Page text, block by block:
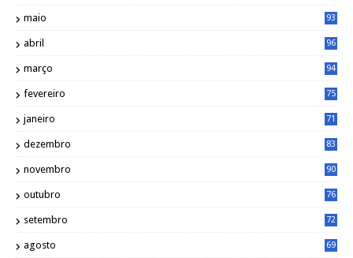
maio 93
abril 96
março 94
fevereiro 75
janeiro 71
dezembro 83
novembro 90
outubro 76
setembro 72
agosto 69